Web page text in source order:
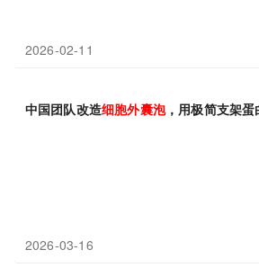
2026-02-11
中国团队改造细胞外囊泡，用极简支架蛋
2026-03-16